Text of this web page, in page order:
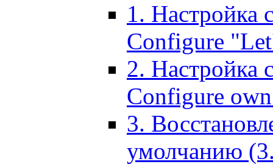
1. Настройка
Configure
2. Настройка
Configure
3.
умолчанию